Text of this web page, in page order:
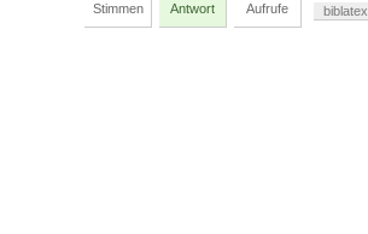
Stimmen Antwort Aufrufe biblatex